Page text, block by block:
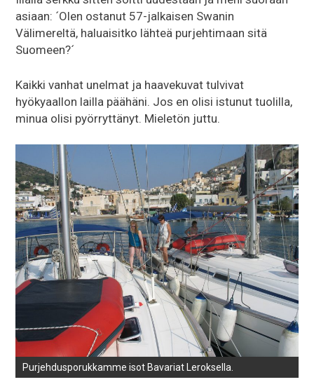
asiaan: ´Olen ostanut 57-jalkaisen Swanin
Välimereltä, haluaisitko lähteä purjehtimaan sitä
Suomeen?´
Kaikki vanhat unelmat ja haavekuvat tulvivat
hyökyaallon lailla päähäni. Jos en olisi istunut tuolilla,
minua olisi pyörryttänyt. Mieletön juttu.
Purjehdusporukkamme isot Bavariat Leroksella.